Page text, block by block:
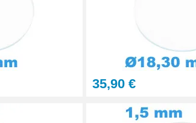
Ajouter au panier
35,90 €